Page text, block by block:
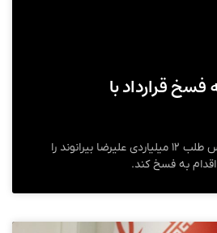
فسخ قرارداد با
چنانچه باشگاه پرسپولیس طلب ۱۲ میلیاردی علیرضا بیرانوند را
به فسخ کند.